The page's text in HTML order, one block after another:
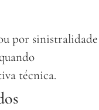
por sinistralidade
técnica.